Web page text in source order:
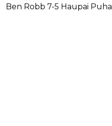
Ben Robb 7-5 Haupai Puha